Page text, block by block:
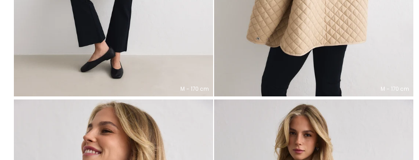
M - 170 cm M - 170 cm